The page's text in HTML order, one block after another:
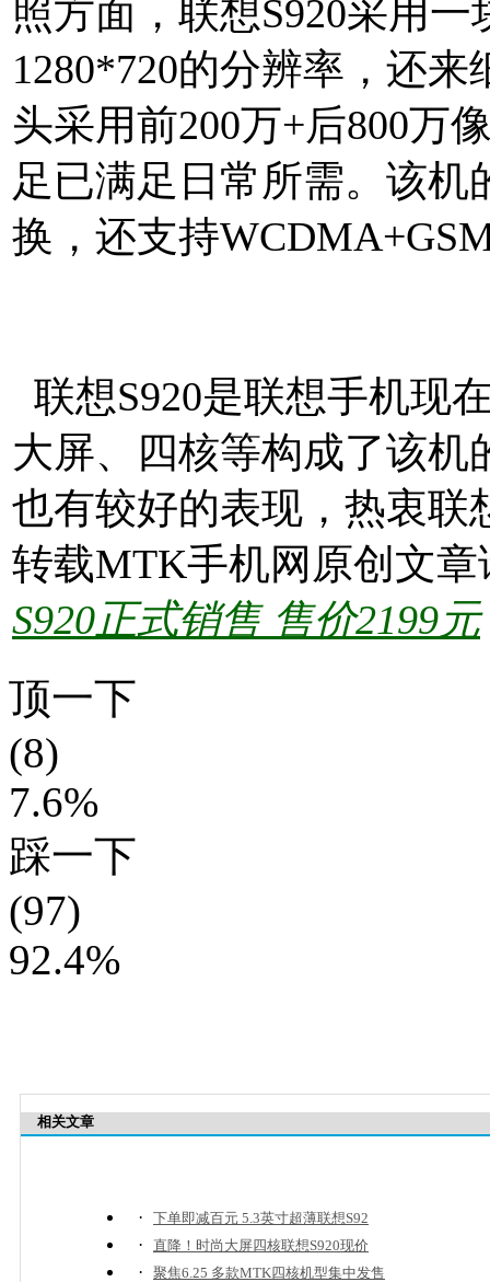
照方面，联想S920采用
1280*720的分辨率，还
头采用前200万+后800万
足已满足日常所需。该机
换，还支持
联想S920是联想手机现
大屏、四核等构成了该机
也有较好的表现，热衷联
转载MTK手机网原创文
S920正式销售 售价2199元
顶一下
(8)
7.6%
踩一下
(97)
92.4%
相关文章
· 下单即减百元 5.3英寸超薄联想S92
· 直降！时尚大屏四核联想S920现价
· 聚焦6.25 多款MTK四核机型集中发售